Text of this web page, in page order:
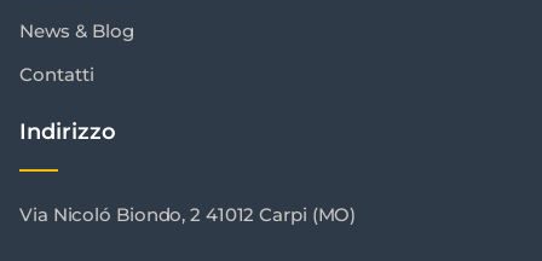
News & Blog
Contatti
Indirizzo
Via Nicoló Biondo, 2 41012 Carpi (MO)